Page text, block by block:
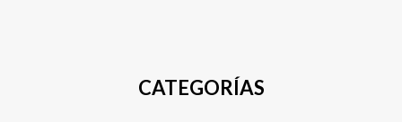
CATEGORÍAS